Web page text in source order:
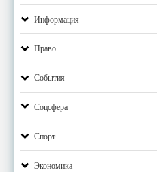
Информация
Право
События
Соцсфера
Спорт
Экономика